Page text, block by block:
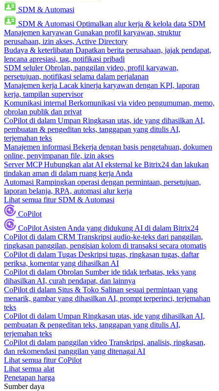
SDM & Automasi
SDM & Automasi Optimalkan alur kerja & kelola data SDM
Manajemen karyawan Gunakan profil karyawan, struktur
perusahaan, izin akses, Active Directory
Budaya & keterlibatan Dapatkan berita perusahaan, jajak pendapat,
lencana apresiasi, tag, notifikasi pribadi
SDM seluler Obrolan, panggilan video, profil karyawan,
persetujuan, notifikasi selama dalam perjalanan
Manajemen kerja Lacak kinerja karyawan dengan KPI, laporan
kerja, tampilan supervisor
Komunikasi internal Berkomunikasi via video pengumuman, memo,
obrolan publik dan privat
CoPilot di dalam Umpan Ringkasan utas, ide yang dihasilkan AI,
pembuatan & pengeditan teks, tanggapan yang ditulis AI,
terjemahan teks
Manajemen informasi Bekerja dengan basis pengetahuan, dokumen
online, penyimpanan file, izin akses
Server MCP Hubungkan alat AI eksternal ke Bitrix24 dan lakukan
tindakan aman di dalam ruang kerja Anda
Automasi Rampingkan operasi dengan permintaan, persetujuan,
laporan belanja, RPA, automasi alur kerja
Lihat semua fitur SDM & Automasi
CoPilot
CoPilot Asisten Anda yang didukung AI di dalam Bitrix24
CoPilot di dalam CRM Transkripsi audio-ke-teks dari panggilan,
ringkasan panggilan, pengisian kolom di transaksi secara otomatis
CoPilot di dalam Tugas Deskripsi tugas, ringkasan tugas, daftar
periksa, komentar yang dihasilkan AI
CoPilot di dalam Obrolan Sumber ide tidak terbatas, teks yang
dihasilkan AI, curah pendapat, dan lainnya
CoPilot di dalam Situs & Toko Salinan sesuai permintaan yang
menarik, gambar yang dihasilkan AI, prompt terperinci, terjemahan
teks
CoPilot di dalam Umpan Ringkasan utas, ide yang dihasilkan AI,
pembuatan & pengeditan teks, tanggapan yang ditulis AI,
terjemahan teks
CoPilot di dalam panggilan video Transkripsi, analisis, ringkasan,
dan rekomendasi panggilan yang ditenagai AI
Lihat semua fitur CoPilot
Lihat semua alat
Penetapan harga
Sumber daya